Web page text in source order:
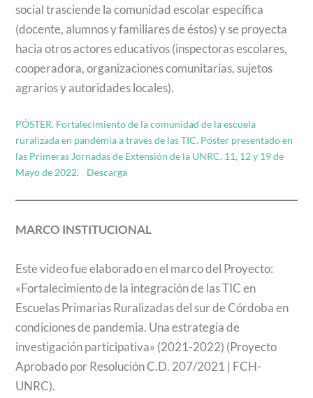
social trasciende la comunidad escolar específica
(docente, alumnos y familiares de éstos) y se proyecta
hacia otros actores educativos (inspectoras escolares,
cooperadora, organizaciones comunitarias, sujetos
agrarios y autoridades locales).
PÓSTER. Fortalecimiento de la comunidad de la escuela
ruralizada en pandemia a través de las TIC. Póster presentado en
las Primeras Jornadas de Extensión de la UNRC. 11, 12 y 19 de
Mayo de 2022.
Descarga
MARCO INSTITUCIONAL
Este video fue elaborado en el marco del Proyecto:
«Fortalecimiento de la integración de las TIC en
Escuelas Primarias Ruralizadas del sur de Córdoba en
condiciones de pandemia. Una estrategia de
investigación participativa» (2021-2022) (Proyecto
Aprobado por Resolución C.D. 207/2021 | FCH-
UNRC).